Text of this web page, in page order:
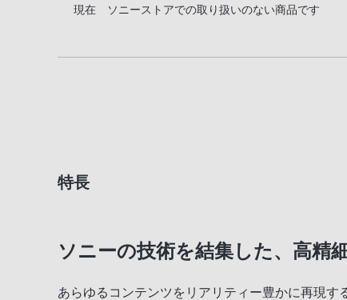
現在 ソニーストアでの取り扱いのない商品です
特長
ソニーの技術を結集した、高精
あらゆるコンテンツをリアリティー豊かに再現